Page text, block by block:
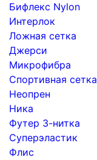
Бифлекс Nylon
Интерлок
Ложная сетка
Джерси
Микрофибра
Спортивная сетка
Неопрен
Ника
Футер 3-нитка
Суперэластик
Флис